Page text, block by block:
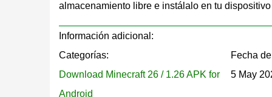
Correcciones de
gameplay
Arreglos en knockback,
y visuales.
Closed Captions en
almacenamiento libre e instálalo en tu
Información adicional:
Categorías:
Download Minecraft 26 / 1.26 APK for
Android
Fecha
5 May